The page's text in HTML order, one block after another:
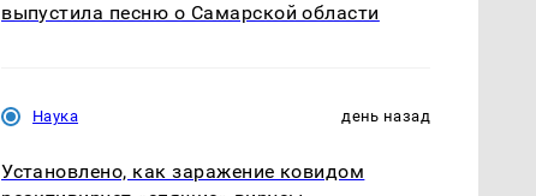
выпустила песню о Самарской области
Наука день назад
Установлено, как заражение ковидом